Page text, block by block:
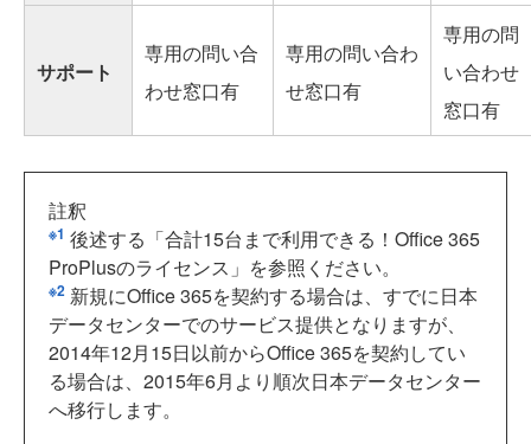
サポート
専用の問い合
わせ窓口有
専用の問い合わ
せ窓口有
専用の問
い合わせ
窓口有
註釈
※1 後述する「合計15台まで利用できる！Office 365
ProPlusのライセンス」を参照ください。
※2 新規にOffice 365を契約する場合は、すでに日本
データセンターでのサービス提供となりますが、
2014年12月15日以前からOffice 365を契約してい
る場合は、2015年6月より順次日本データセンター
へ移行します。